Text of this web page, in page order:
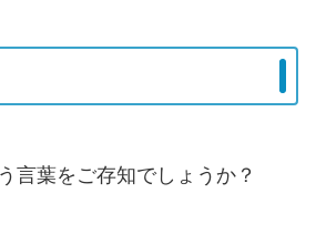
言葉をご存知でしょうか？